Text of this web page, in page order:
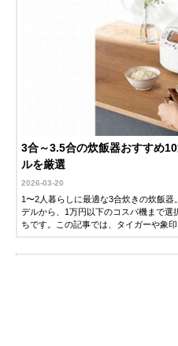
3合～3.5合の炊飯器おすすめ
ルを厳選
2026-03-20
1〜2人暮らしに最適な3合炊きの炊飯
デルから、1万円以下のコスパ機まで
ちです。この記事では、タイガーや象